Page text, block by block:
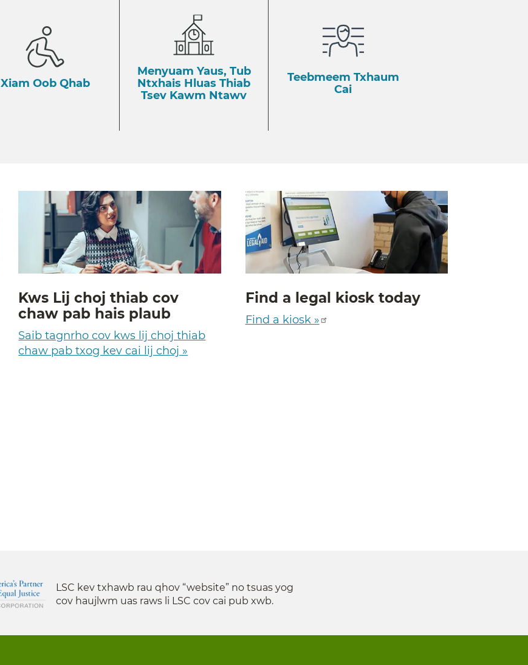
Xiam Oob Qhab
Menyuam Yaus, Tub
Ntxhais Hluas Thiab
Tsev Kawm Ntawv
Teebmeem Txhaum
Cai
Kws Lij choj thiab cov
chaw pab hais plaub
Saib tagnrho cov kws lij choj thiab
chaw pab txog kev cai lij choj »
Find a legal kiosk today
Find a kiosk »
LSC kev txhawb rau qhov “website” no tsuas yog
cov haujlwm uas raws li LSC cov cai pub xwb.